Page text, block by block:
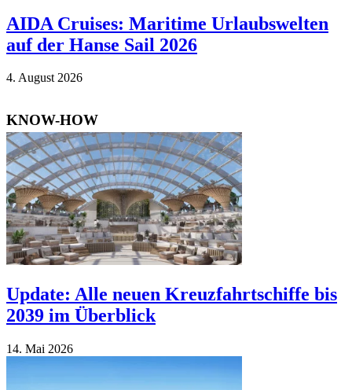
AIDA Cruises: Maritime Urlaubswelten
auf der Hanse Sail 2026
4. Au­gust 2026
KNOW-HOW
Update: Alle neuen Kreuzfahrtschiffe bis
2039 im Überblick
14. Mai 2026